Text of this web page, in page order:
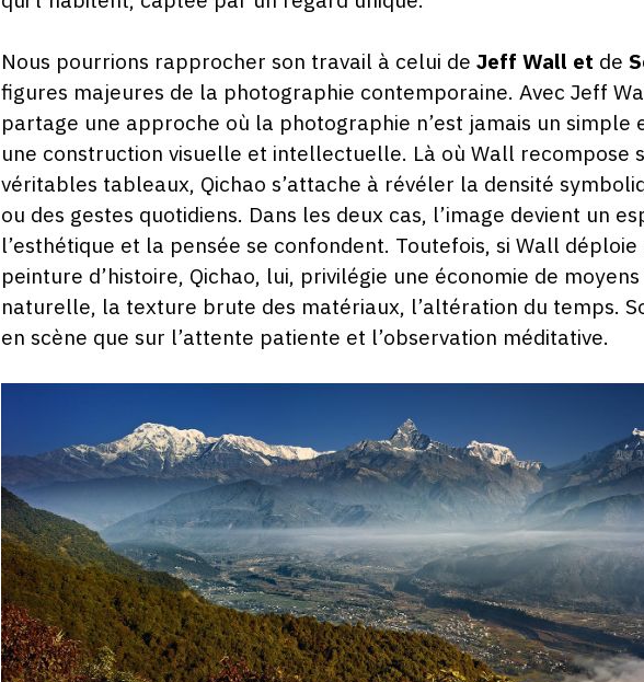
Nous pourrions rapprocher son travail à celui de Jeff Wall et de
figures majeures de la photographie contemporaine. Avec Jeff
partage une approche où la photographie n’est jamais un
une construction visuelle et intellectuelle. Là où Wall recompose
véritables tableaux, Qichao s’attache à révéler la densité
ou des gestes quotidiens. Dans les deux cas, l’image devient un
l’esthétique et la pensée se confondent. Toutefois, si Wall
peinture d’histoire, Qichao, lui, privilégie une économie de
naturelle, la texture brute des matériaux, l’altération du temps.
en scène que sur l’attente patiente et l’observation méditative.